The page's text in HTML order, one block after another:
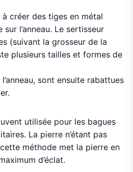
créer des tiges en métal
l’anneau. Le sertisseur
(suivant la grosseur de la
plusieurs tailles et formes de
sont ensuite rabattues
utilisée pour les bagues
La pierre n’étant pas
méthode met la pierre en
d’éclat.